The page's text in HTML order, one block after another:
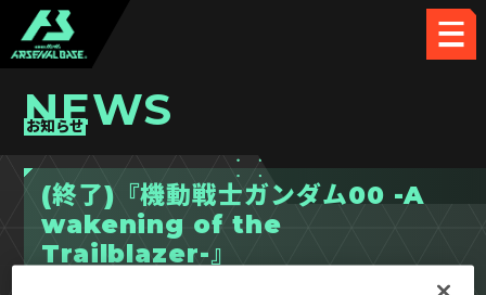
NEWS
お知らせ
(終了)『機動戦士ガンダム00 -A
wakening of the
Trailblazer-』